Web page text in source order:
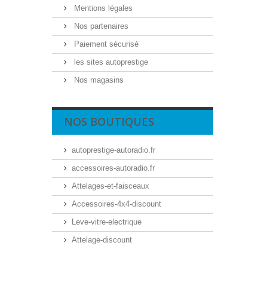
Mentions légales
Nos partenaires
Paiement sécurisé
les sites autoprestige
Nos magasins
NOS BOUTIQUES
autoprestige-autoradio.fr
accessoires-autoradio.fr
Attelages-et-faisceaux
Accessoires-4x4-discount
Leve-vitre-electrique
Attelage-discount